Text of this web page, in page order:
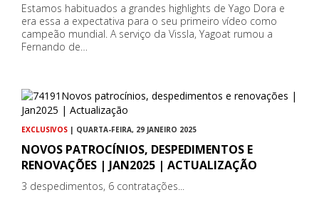
Estamos habituados a grandes highlights de Yago Dora e
era essa a expectativa para o seu primeiro vídeo como
campeão mundial. A serviço da Vissla, Yagoat rumou a
Fernando de…
EXCLUSIVOS | QUARTA-FEIRA, 29 JANEIRO 2025
NOVOS PATROCÍNIOS, DESPEDIMENTOS E
RENOVAÇÕES | JAN2025 | ACTUALIZAÇÃO
3 despedimentos, 6 contratações...